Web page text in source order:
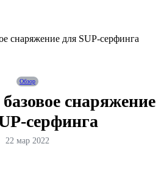
снаряжение для SUP-серфинга
Обзор
снаряжение
серфинга
22 мар 2022